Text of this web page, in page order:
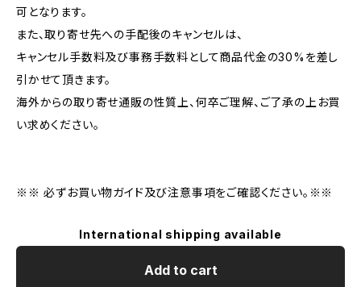
可となります。
また、取り寄せ先への手配後のキャンセルは、
キャンセル手数料及び事務手数料として商品代金の30%を差し
引かせて頂きます。
海外からの取り寄せ通販の性質上、何卒ご理解、ご了承の上お買
い求めください。
※※ 必ずお買い物ガイド及び注意事項をご確認ください。※※
International shipping available
Add to cart